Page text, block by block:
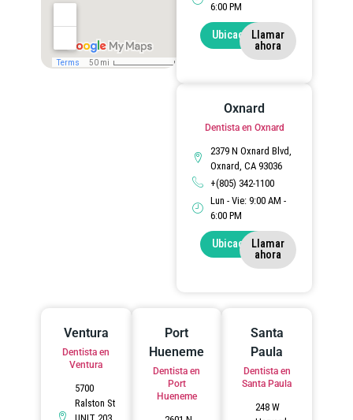
6:00 PM
UbicaciónLlamar
ahora
Oxnard
Dentista en Oxnard
2379 N Oxnard Blvd,
Oxnard, CA 93036
+(805) 342-1100
Lun - Vie: 9:00 AM -
6:00 PM
UbicaciónLlamar
ahora
Ventura
Dentista en
Ventura
5700
Ralston St
Port
Hueneme
Dentista en
Port
Hueneme
Santa
Paula
Dentista en
Santa Paula
248 W